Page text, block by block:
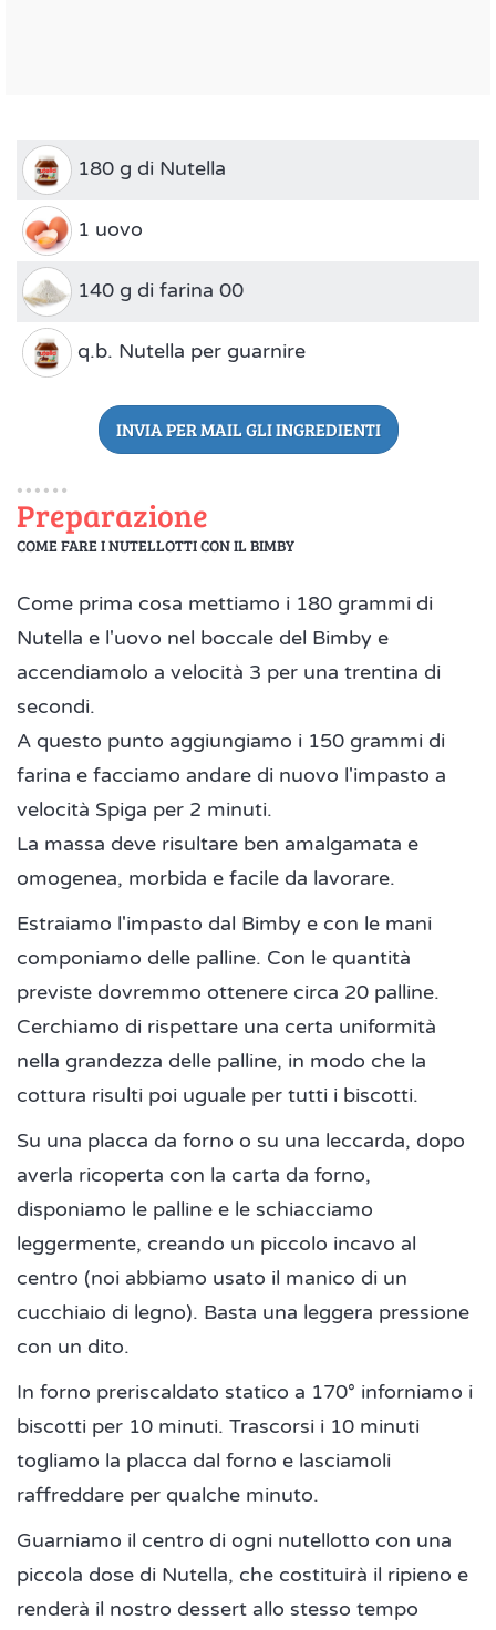
180 g di Nutella
1 uovo
140 g di farina 00
q.b. Nutella per guarnire
INVIA PER MAIL GLI INGREDIENTI
Preparazione
COME FARE I NUTELLOTTI CON IL BIMBY
Come prima cosa mettiamo i 180 grammi di
Nutella e l'uovo nel boccale del Bimby e
accendiamolo a velocità 3 per una trentina di
secondi.
A questo punto aggiungiamo i 150 grammi di
farina e facciamo andare di nuovo l'impasto a
velocità Spiga per 2 minuti.
La massa deve risultare ben amalgamata e
omogenea, morbida e facile da lavorare.
Estraiamo l'impasto dal Bimby e con le mani
componiamo delle palline. Con le quantità
previste dovremmo ottenere circa 20 palline.
Cerchiamo di rispettare una certa uniformità
nella grandezza delle palline, in modo che la
cottura risulti poi uguale per tutti i biscotti.
Su una placca da forno o su una leccarda, dopo
averla ricoperta con la carta da forno,
disponiamo le palline e le schiacciamo
leggermente, creando un piccolo incavo al
centro (noi abbiamo usato il manico di un
cucchiaio di legno). Basta una leggera pressione
con un dito.
In forno preriscaldato statico a 170° inforniamo i
biscotti per 10 minuti. Trascorsi i 10 minuti
togliamo la placca dal forno e lasciamoli
raffreddare per qualche minuto.
Guarniamo il centro di ogni nutellotto con una
piccola dose di Nutella, che costituirà il ripieno e
renderà il nostro dessert allo stesso tempo